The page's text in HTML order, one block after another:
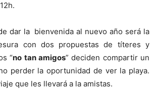
dar la bienvenida al nuevo año será la
con dos propuestas de títeres y
“no tan amigos” deciden compartir un
perder la oportunidad de ver la playa.
que les llevará a la amistas.